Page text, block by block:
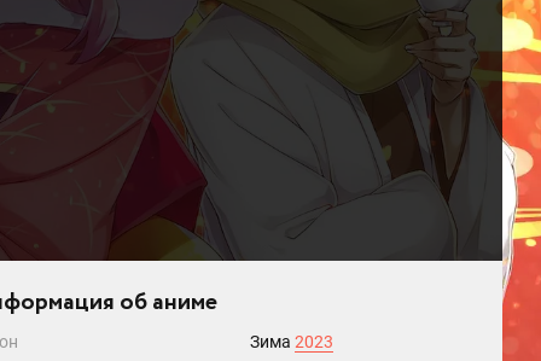
об аниме
Зима 2023